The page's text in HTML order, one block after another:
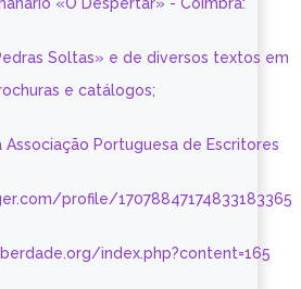
Soltas» e de diversos textos em
e catálogos;
Associação Portuguesa de Escritores
profile/17078847174833183365
index.php?content=165